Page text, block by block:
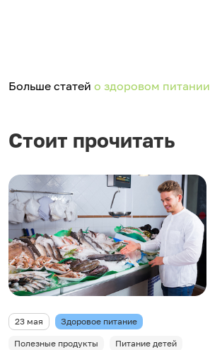
Больше статей о здоровом питании
Стоит прочитать
23 мая Здоровое питание
Полезные продукты
Питание детей